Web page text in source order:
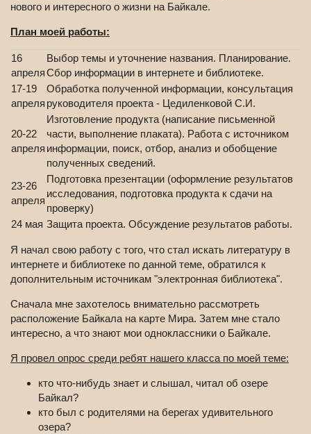
нового и интересного о жизни на Байкале.
План моей работы:
16
апреля
Выбор темы и уточнение названия. Планирование.
Сбор информации в интернете и библиотеке.
17-19
апреля
Обработка полученной информации, консультация
руководителя проекта - Цедиленковой С.И.
20-22
апреля
Изготовление продукта (написание письменной
части, выполнение плаката). Работа с источником
информации, поиск, отбор, анализ и обобщение
полученных сведений.
23-26
апреля
Подготовка презентации (оформление результатов
исследования, подготовка продукта к сдачи на
проверку)
24 мая Защита проекта. Обсуждение результатов работы.
Я начал свою работу с того, что стал искать литературу в
интернете и библиотеке по данной теме, обратился к
дополнительным источникам "электронная библиотека".
Сначала мне захотелось внимательно рассмотреть
расположение Байкала на карте Мира. Затем мне стало
интересно, а что знают мои одноклассники о Байкале.
Я провел опрос среди ребят нашего класса по моей теме:
кто что-нибудь знает и слышал, читал об озере
Байкал?
кто был с родителями на берегах удивительного
озера?